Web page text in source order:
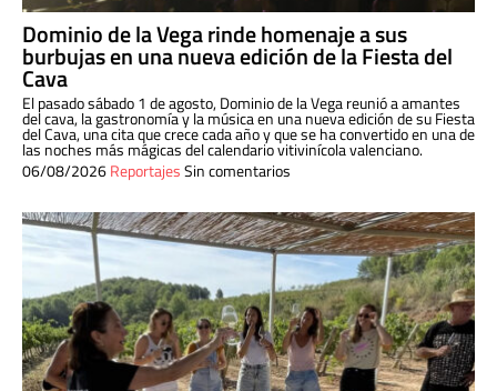
Dominio de la Vega rinde homenaje a sus
burbujas en una nueva edición de la Fiesta del
Cava
El pasado sábado 1 de agosto, Dominio de la Vega reunió a amantes
del cava, la gastronomía y la música en una nueva edición de su Fiesta
del Cava, una cita que crece cada año y que se ha convertido en una de
las noches más mágicas del calendario vitivinícola valenciano.
06/08/2026ReportajesSin comentarios